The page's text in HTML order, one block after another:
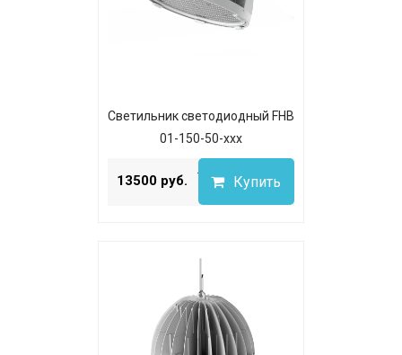
Светильник светодиодный FHB
01-150-50-xxx
...
13500 руб. Купить